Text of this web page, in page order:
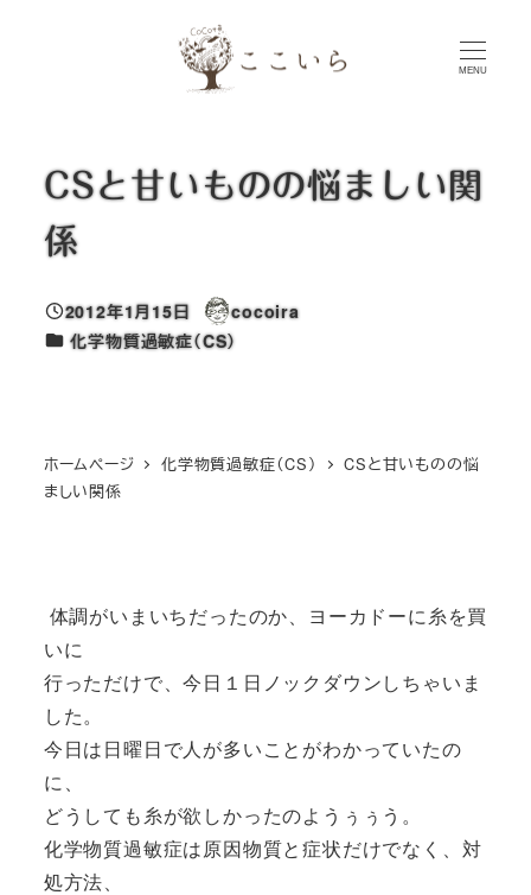
MENU
CSと甘いものの悩ましい関
係
投稿日
2012年1月15日
著
者
cocoira
カテゴリー
化学物質過敏症（CS）
ホームページ 化学物質過敏症（CS）
CSと甘いものの悩
ましい関係
体調がいまいちだったのか、ヨーカドーに糸を買
いに
行っただけで、今日１日ノックダウンしちゃいま
した。
今日は日曜日で人が多いことがわかっていたの
に、
どうしても糸が欲しかったのようぅぅう。
化学物質過敏症は原因物質と症状だけでなく、対
処方法、